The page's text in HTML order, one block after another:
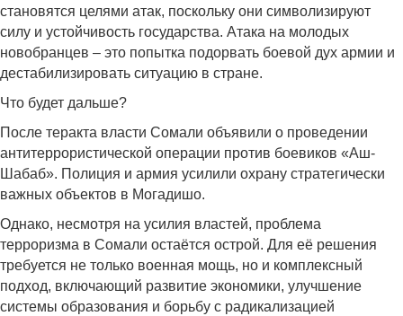
становятся целями атак, поскольку они символизируют
силу и устойчивость государства. Атака на молодых
новобранцев – это попытка подорвать боевой дух армии и
дестабилизировать ситуацию в стране.
Что будет дальше?
После теракта власти Сомали объявили о проведении
антитеррористической операции против боевиков «Аш-
Шабаб». Полиция и армия усилили охрану стратегически
важных объектов в Могадишо.
Однако, несмотря на усилия властей, проблема
терроризма в Сомали остаётся острой. Для её решения
требуется не только военная мощь, но и комплексный
подход, включающий развитие экономики, улучшение
системы образования и борьбу с радикализацией